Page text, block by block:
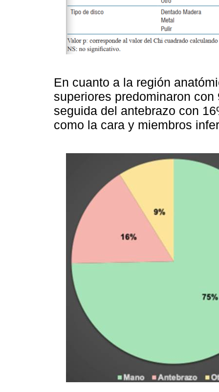
En cuanto a la región
superiores predominaron
seguida del antebrazo con
como la cara y miembros